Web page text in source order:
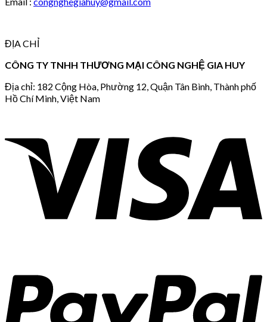
ĐỊA CHỈ
CÔNG TY TNHH THƯƠNG MẠI CÔNG NGHỆ GIA HUY
Địa chỉ: 182 Cộng Hòa, Phường 12, Quận Tân Bình, Thành phố
Hồ Chí Minh, Việt Nam